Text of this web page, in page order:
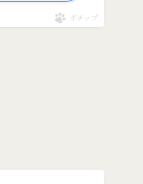
ポチップ